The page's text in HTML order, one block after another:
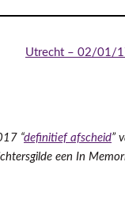
Utrecht – 02/01/
“definitief afscheid”
een In